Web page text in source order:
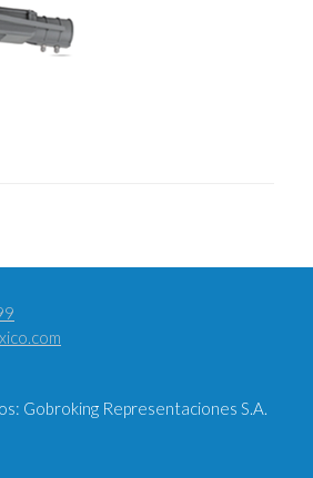
Gobroking Representaciones S.A.